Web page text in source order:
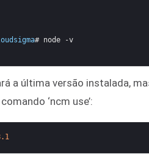
# node -v
a última versão instalada,
‘ncm use’: